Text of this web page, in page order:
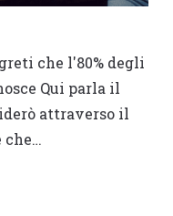
che l'80% degli
Qui parla il
attraverso il
che…